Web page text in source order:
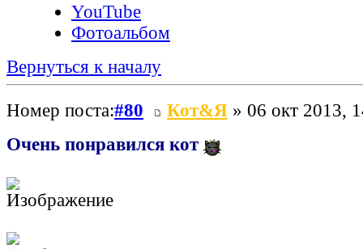
YouTube
Фотоальбом
Вернуться к началу
Номер поста:#80 Кот&Я » 06 окт 2013,
Очень понравился кот